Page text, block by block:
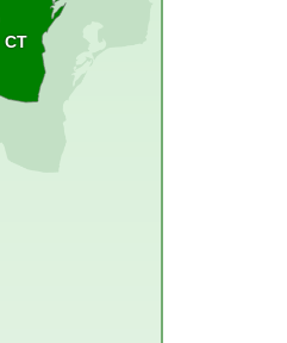
CT